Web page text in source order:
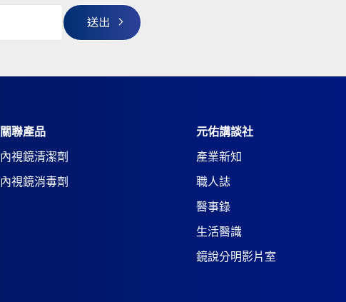
關聯產品
內視鏡清潔劑
內視鏡消毒劑
元佑講談社
產業新知
職人誌
醫事錄
生活醫識
鏡說分明影片室